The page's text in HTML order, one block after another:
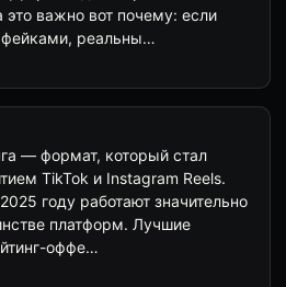
это важно вот почему: если
реальны…
— формат, который стал
TikTok и Instagram Reels.
году работают значительно
платформ. Лучшие
оффе…